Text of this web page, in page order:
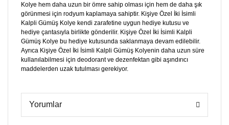
Kolye hem daha uzun bir ömre sahip olması için hem de daha şık
görünmesi için rodyum kaplamaya sahiptir. Kişiye Özel İki İsimli
Kalpli Gümüş Kolye kendi zarafetine uygun hediye kutusu ve
hediye çantasıyla birlikte gönderilir. Kişiye Özel İki İsimli Kalpli
Gümüş Kolye bu hediye kutusunda saklanmaya devam edilebilir.
Ayrıca Kişiye Özel İki İsimli Kalpli Gümüş Kolyenin daha uzun süre
kullanılabilmesi için deodorant ve dezenfektan gibi aşındırıcı
maddelerden uzak tutulması gerekiyor.
Yorumlar